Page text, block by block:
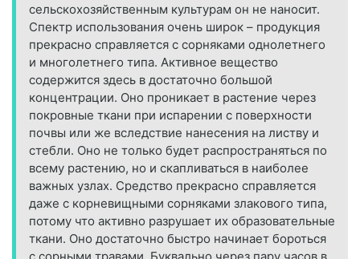
сельскохозяйственным культурам он не наносит.
Спектр использования очень широк – продукция
прекрасно справляется с сорняками однолетнего
и многолетнего типа. Активное вещество
содержится здесь в достаточно большой
концентрации. Оно проникает в растение через
покровные ткани при испарении с поверхности
почвы или же вследствие нанесения на листву и
стебли. Оно не только будет распространяться по
всему растению, но и скапливаться в наиболее
важных узлах. Средство прекрасно справляется
даже с корневищными сорняками злакового типа,
потому что активно разрушает их образовательные
ткани. Оно достаточно быстро начинает бороться
с сорными травами. Буквально через пару часов в